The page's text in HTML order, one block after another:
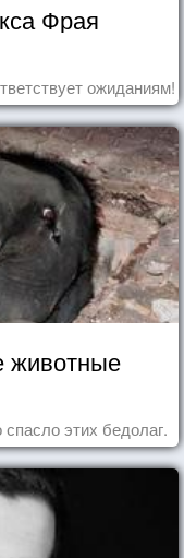
Фрая
ожиданиям!
животные
этих бедолаг.